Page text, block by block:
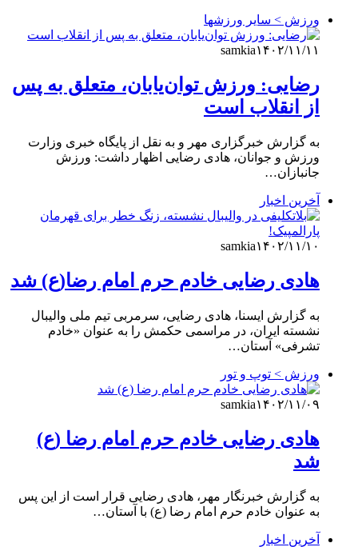
ورزش > سایر ورزشها
samkia۱۴۰۲/۱۱/۱۱
رضایی: ورزش توان‌یابان، متعلق به پس
از انقلاب است
به گزارش خبرگزاری مهر و به نقل از پایگاه خبری وزارت
ورزش و جوانان، هادی رضایی اظهار داشت: ورزش
جانبازان…
آخرین اخبار
samkia۱۴۰۲/۱۱/۱۰
هادی رضایی خادم حرم امام رضا(ع) شد
به گزارش ایسنا، هادی رضایی، سرمربی تیم ملی والیبال
نشسته ایران، در مراسمی حکمش را به عنوان «خادم
تشرفی» آستان…
ورزش > توپ و تور
samkia۱۴۰۲/۱۱/۰۹
هادی رضایی خادم حرم امام رضا (ع)
شد
به گزارش خبرنگار مهر، هادی رضایی قرار است از این پس
به عنوان خادم حرم امام رضا (ع) با آستان…
آخرین اخبار